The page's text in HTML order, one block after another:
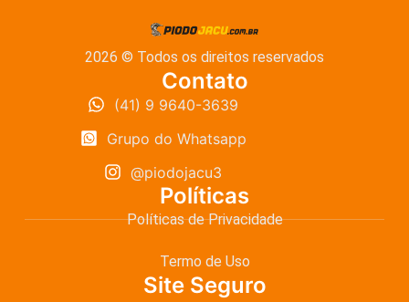
2026 © Todos os direitos reservados
Contato
(41) 9 9640-3639
Grupo do Whatsapp
@piodojacu3
Políticas
Políticas de Privacidade
Termo de Uso
Site Seguro